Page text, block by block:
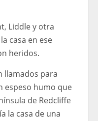
Liddle y otra
casa en ese
heridos.
llamados para
espeso humo que
de Redcliffe
la casa de una